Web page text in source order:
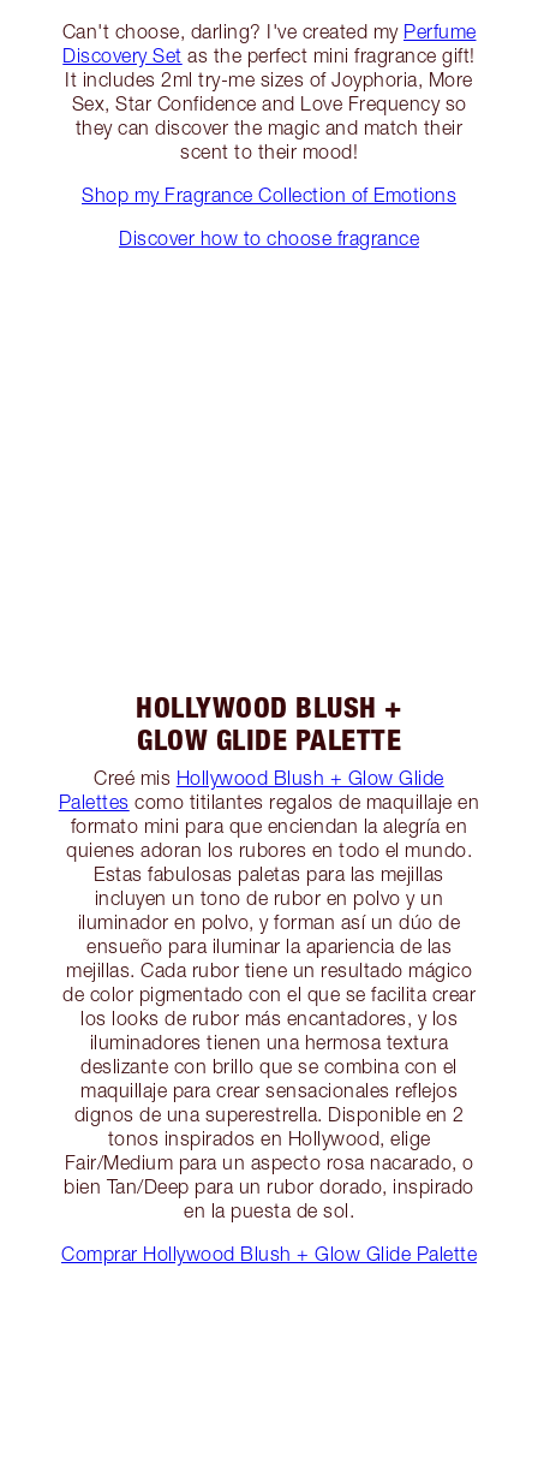
Can't choose, darling? I've created my Perfume
Discovery Set as the perfect mini fragrance gift!
It includes 2ml try-me sizes of Joyphoria, More
Sex, Star Confidence and Love Frequency so
they can discover the magic and match their
scent to their mood!
Shop my Fragrance Collection of Emotions
Discover how to choose fragrance
HOLLYWOOD BLUSH +
GLOW GLIDE PALETTE
Creé mis Hollywood Blush + Glow Glide
Palettes como titilantes regalos de maquillaje en
formato mini para que enciendan la alegría en
quienes adoran los rubores en todo el mundo.
Estas fabulosas paletas para las mejillas
incluyen un tono de rubor en polvo y un
iluminador en polvo, y forman así un dúo de
ensueño para iluminar la apariencia de las
mejillas. Cada rubor tiene un resultado mágico
de color pigmentado con el que se facilita crear
los looks de rubor más encantadores, y los
iluminadores tienen una hermosa textura
deslizante con brillo que se combina con el
maquillaje para crear sensacionales reflejos
dignos de una superestrella. Disponible en 2
tonos inspirados en Hollywood, elige
Fair/Medium para un aspecto rosa nacarado, o
bien Tan/Deep para un rubor dorado, inspirado
en la puesta de sol.
Comprar Hollywood Blush + Glow Glide Palette